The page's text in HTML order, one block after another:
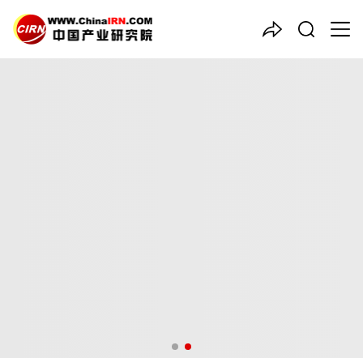
中国产业咨询领导者
多元化、高学历的实战型精英团队